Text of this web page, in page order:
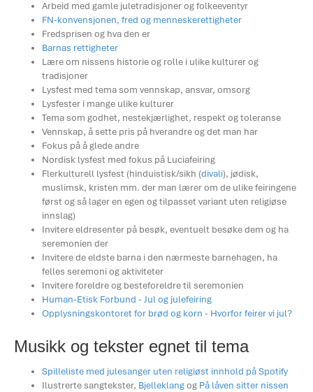
Arbeid med gamle juletradisjoner og folkeeventyr
FN-konvensjonen, fred og menneskerettigheter
Fredsprisen og hva den er
Barnas rettigheter
Lære om nissens historie og rolle i ulike kulturer og
tradisjoner
Lysfest med tema som vennskap, ansvar, omsorg
Lysfester i mange ulike kulturer
Tema som godhet, nestekjærlighet, respekt og toleranse
Vennskap, å sette pris på hverandre og det man har
Fokus på å glede andre
Nordisk lysfest med fokus på Luciafeiring
Flerkulturell lysfest (hinduistisk/sikh (divali), jødisk,
muslimsk, kristen mm. der man lærer om de ulike feiringene
først og så lager en egen og tilpasset variant uten religiøse
innslag)
Invitere eldresenter på besøk, eventuelt besøke dem og ha
seremonien der
Invitere de eldste barna i den nærmeste barnehagen, ha
felles seremoni og aktiviteter
Invitere foreldre og besteforeldre til seremonien
Human-Etisk Forbund - Jul og julefeiring
Opplysningskontoret for brød og korn - Hvorfor feirer vi jul?
Musikk og tekster egnet til tema
Spilleliste med julesanger uten religiøst innhold på Spotify
Ilustrerte sangtekster, Bjelleklangog På låven sitter nissen